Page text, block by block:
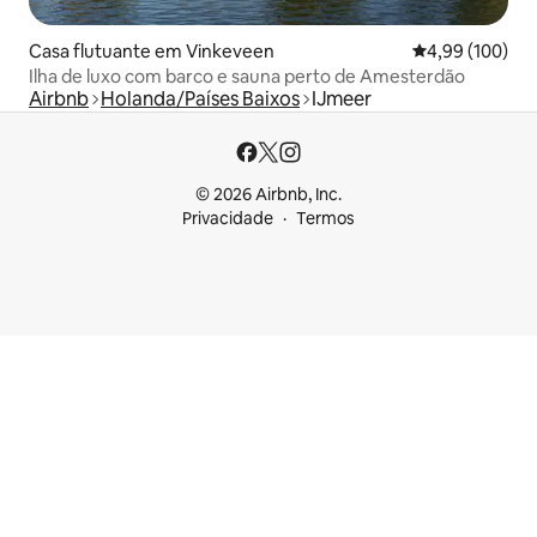
Casa flutuante em Vinkeveen Classificação
4,99 (100)
Ilha de luxo com barco e sauna perto de Amesterdão
Airbnb Holanda/Países Baixos IJmeer
© 2026 Airbnb, Inc.
Privacidade
Termos